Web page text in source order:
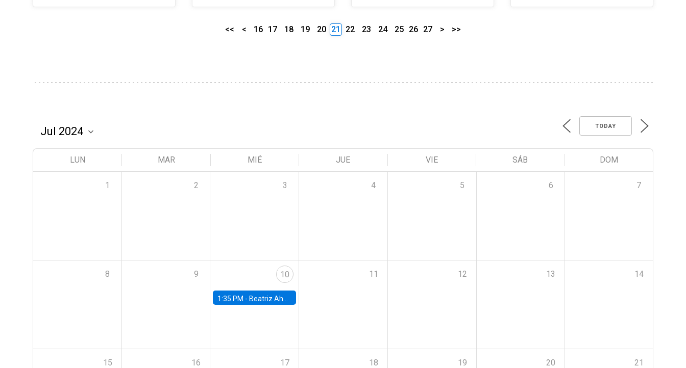
<< < 16 17 18 19 20 21 22 23 24 25 26 27 > >>
TODAY
LUN MAR MIÉ JUE VIE SÁB DOM
1 2 3 4 5 6 7
8 9 10
1:35 PM - Beatriz Ahumada, PhD candidate, Universidad de Pittsburgh
11 12 13 14
15 16 17 18 19 20 21